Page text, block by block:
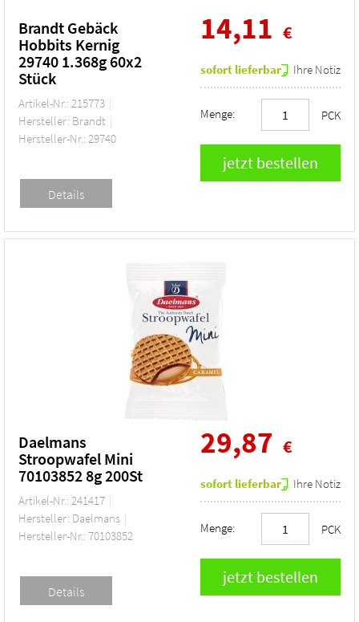
Brandt Gebäck
Hobbits Kernig
29740 1.368g 60x2
Stück
Artikel-Nr.: 215773
Hersteller: Brandt
Hersteller-Nr.: 29740
14,11 €
sofort lieferbar Ihre Notiz
Menge: PCK
Daelmans
Stroopwafel Mini
70103852 8g 200St
Artikel-Nr.: 241417
Hersteller: Daelmans
Hersteller-Nr.: 70103852
29,87 €
sofort lieferbar Ihre Notiz
Menge: PCK